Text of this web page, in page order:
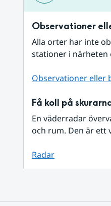
Observationer
Alla orter har inte
stationer i närheten
Observationer eller
Få koll på
En väderradar
och rum. Den är ett
Radar